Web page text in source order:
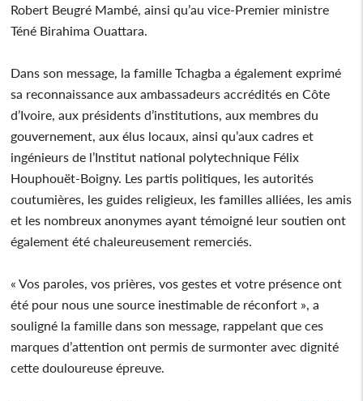
Robert Beugré Mambé, ainsi qu’au vice-Premier ministre
Téné Birahima Ouattara.
Dans son message, la famille Tchagba a également exprimé
sa reconnaissance aux ambassadeurs accrédités en Côte
d’Ivoire, aux présidents d’institutions, aux membres du
gouvernement, aux élus locaux, ainsi qu’aux cadres et
ingénieurs de l’Institut national polytechnique Félix
Houphouët‑Boigny. Les partis politiques, les autorités
coutumières, les guides religieux, les familles alliées, les amis
et les nombreux anonymes ayant témoigné leur soutien ont
également été chaleureusement remerciés.
« Vos paroles, vos prières, vos gestes et votre présence ont
été pour nous une source inestimable de réconfort », a
souligné la famille dans son message, rappelant que ces
marques d’attention ont permis de surmonter avec dignité
cette douloureuse épreuve.